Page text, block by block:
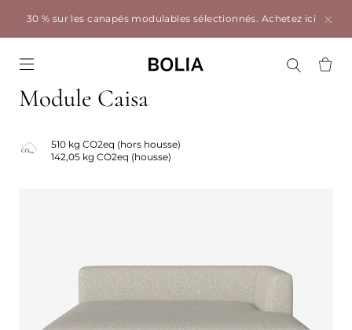
30 % sur les canapés modulables sélectionnés. Achetez ici
Module Caisa
510 kg CO2eq (hors housse)
142,05 kg CO2eq (housse)